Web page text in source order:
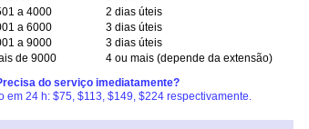
a 4000
2 dias úteis
a 6000
3 dias úteis
a 9000
3 dias úteis
de 9000
4 ou mais (depende da extensão)
do serviço imediatamente?
em 24 h: $75, $113, $149, $224 respectivamente.